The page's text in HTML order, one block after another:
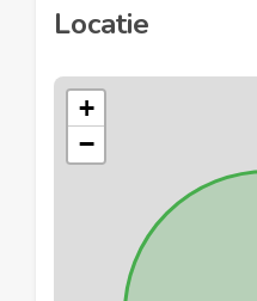
Locatie
+
−